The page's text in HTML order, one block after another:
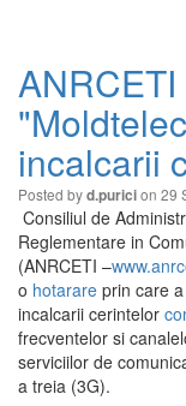
incalcarii
Posted byd.puricion 29
Consiliul de
Reglementare in
(ANRCETI –
o hotarare prin care
incalcarii cerintelor
frecventelor si
serviciilor de
a treia (3G).